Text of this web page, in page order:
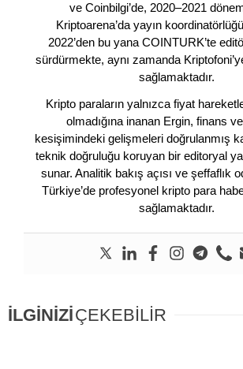
ve Coinbilgi’de, 2020–2021
Kriptoarena’da yayın
2022’den bu yana COINTURK’te
sürdürmekte, aynı zamanda
sağlamaktadır.
Kripto paraların yalnızca fiyat
olmadığına inanan Ergin, finans
kesişimindeki gelişmeleri doğrulanmış
teknik doğruluğu koruyan bir editoryal
sunar. Analitik bakış açısı ve şeffaflık
Türkiye’de profesyonel kripto para
sağlamaktadır.
İLGİNİZİÇEKEBİLİR